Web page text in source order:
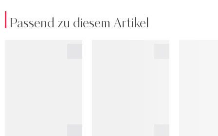
Passend zu diesem Artikel